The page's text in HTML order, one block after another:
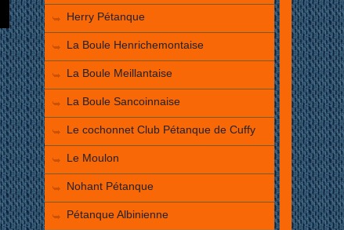
Herry Pétanque
La Boule Henrichemontaise
La Boule Meillantaise
La Boule Sancoinnaise
Le cochonnet Club Pétanque de Cuffy
Le Moulon
Nohant Pétanque
Pétanque Albinienne